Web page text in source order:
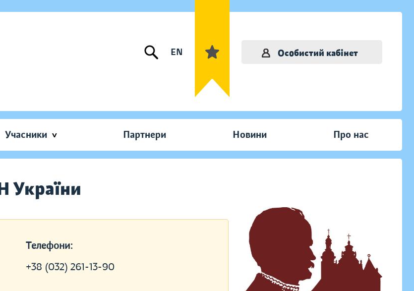
EN Особистий кабінет
Учасники Партнери Новини Про нас
України
Телефони:
+38 (032) 261-13-90